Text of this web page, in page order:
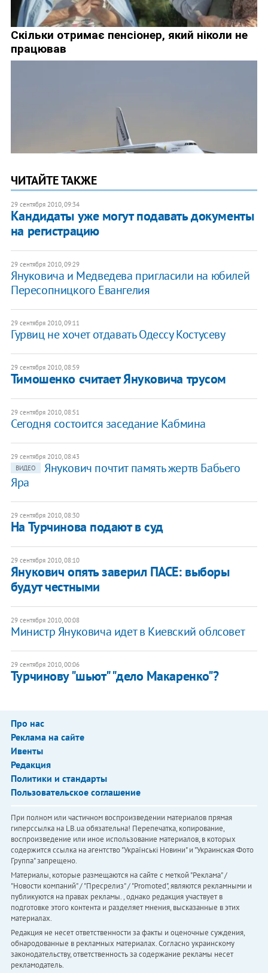
ЧИТАЙТЕ ТАКЖЕ
29 сентября 2010, 09:34
Кандидаты уже могут подавать документы
на регистрацию
29 сентября 2010, 09:29
Януковича и Медведева пригласили на юбилей
Пересопницкого Евангелия
29 сентября 2010, 09:11
Гурвиц не хочет отдавать Одессу Костусеву
29 сентября 2010, 08:59
Тимошенко считает Януковича трусом
29 сентября 2010, 08:51
Сегодня состоится заседание Кабмина
29 сентября 2010, 08:43
ВИДЕО
Янукович почтит память жертв Бабьего
Яра
29 сентября 2010, 08:30
На Турчинова подают в суд
29 сентября 2010, 08:10
Янукович опять заверил ПАСЕ: выборы
будут честными
29 сентября 2010, 00:08
Министр Януковича идет в Киевский облсовет
29 сентября 2010, 00:06
Турчинову "шьют" "дело Макаренко"?
Про нас
Реклама на сайте
Ивенты
Редакция
Политики и стандарты
Пользовательское соглашение
При полном или частичном воспроизведении материалов прямая
гиперссылка на LB.ua обязательна! Перепечатка, копирование,
воспроизведение или иное использование материалов, в которых
содержится ссылка на агентство "Українськi Новини" и "Украинская Фото
Группа" запрещено.
Материалы, которые размещаются на сайте с меткой "Реклама" /
"Новости компаний" / "Пресрелиз" / "Promoted", являются рекламными и
публикуются на правах рекламы. , однако редакция участвует в
подготовке этого контента и разделяет мнения, высказанные в этих
материалах.
Редакция не несет ответственности за факты и оценочные суждения,
обнародованные в рекламных материалах. Согласно украинскому
законодательству, ответственность за содержание рекламы несет
рекламодатель.